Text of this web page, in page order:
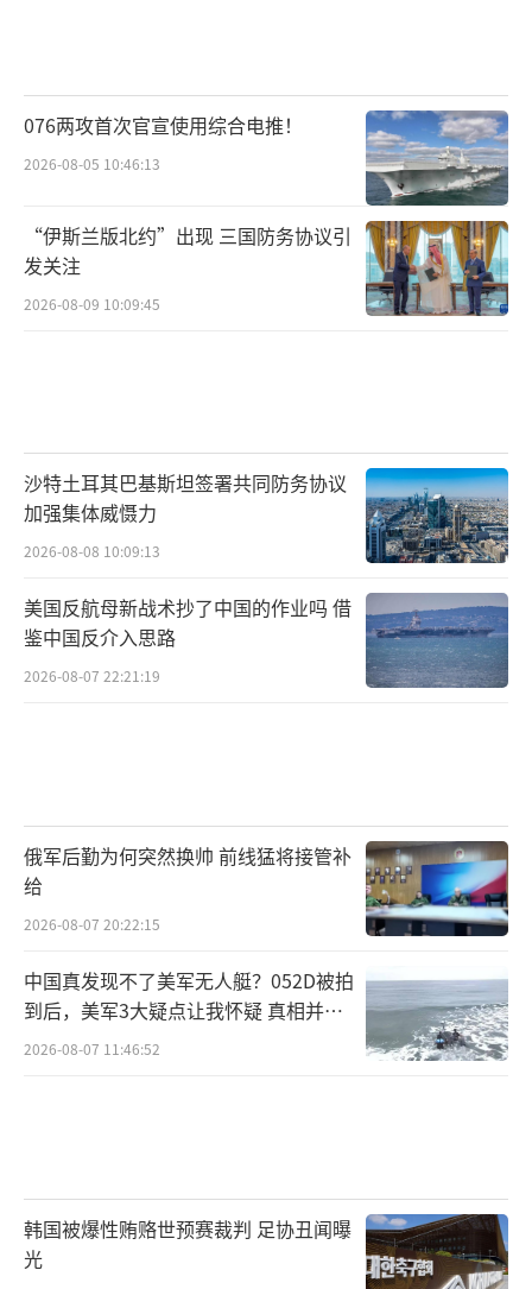
076两攻首次官宣使用综合电推！
2026-08-05 10:46:13
“伊斯兰版北约”出现 三国防务协议引
发关注
2026-08-09 10:09:45
沙特土耳其巴基斯坦签署共同防务协议
加强集体威慑力
2026-08-08 10:09:13
美国反航母新战术抄了中国的作业吗 借
鉴中国反介入思路
2026-08-07 22:21:19
俄军后勤为何突然换帅 前线猛将接管补
给
2026-08-07 20:22:15
中国真发现不了美军无人艇？052D被拍
到后，美军3大疑点让我怀疑 真相并非
如此
2026-08-07 11:46:52
韩国被爆性贿赂世预赛裁判 足协丑闻曝
光